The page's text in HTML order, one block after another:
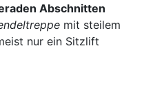
Abschnitten
mit steilem
nur ein Sitzlift